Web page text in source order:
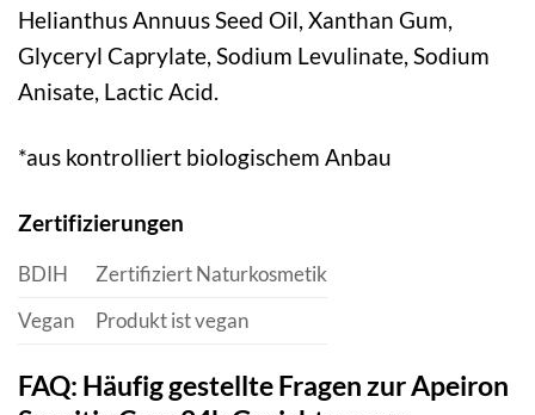
Helianthus Annuus Seed Oil, Xanthan Gum,
Glyceryl Caprylate, Sodium Levulinate, Sodium
Anisate, Lactic Acid.
*aus kontrolliert biologischem Anbau
Zertifizierungen
BDIH
Zertifiziert Naturkosmetik
Vegan
Produkt ist vegan
FAQ: Häufig gestellte Fragen zur Apeiron